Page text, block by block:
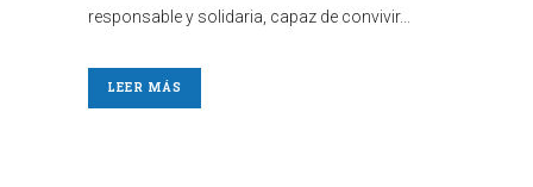
responsable y solidaria, capaz de convivir...
LEER MÁS